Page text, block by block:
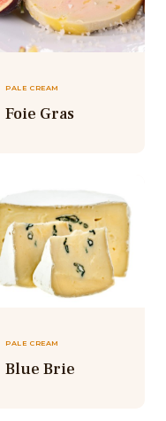
PALE CREAM
Foie Gras
PALE CREAM
Blue Brie